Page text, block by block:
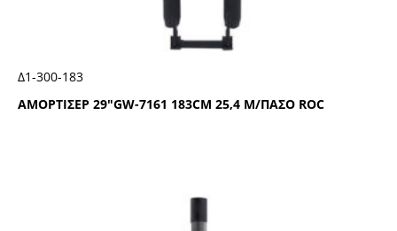
ΑΜΟΡΤΙΣΕΡ 29″GW-7161 183CΜ 25,4 Μ/ΠΑΣΟ RΟC
Δ1-300-183